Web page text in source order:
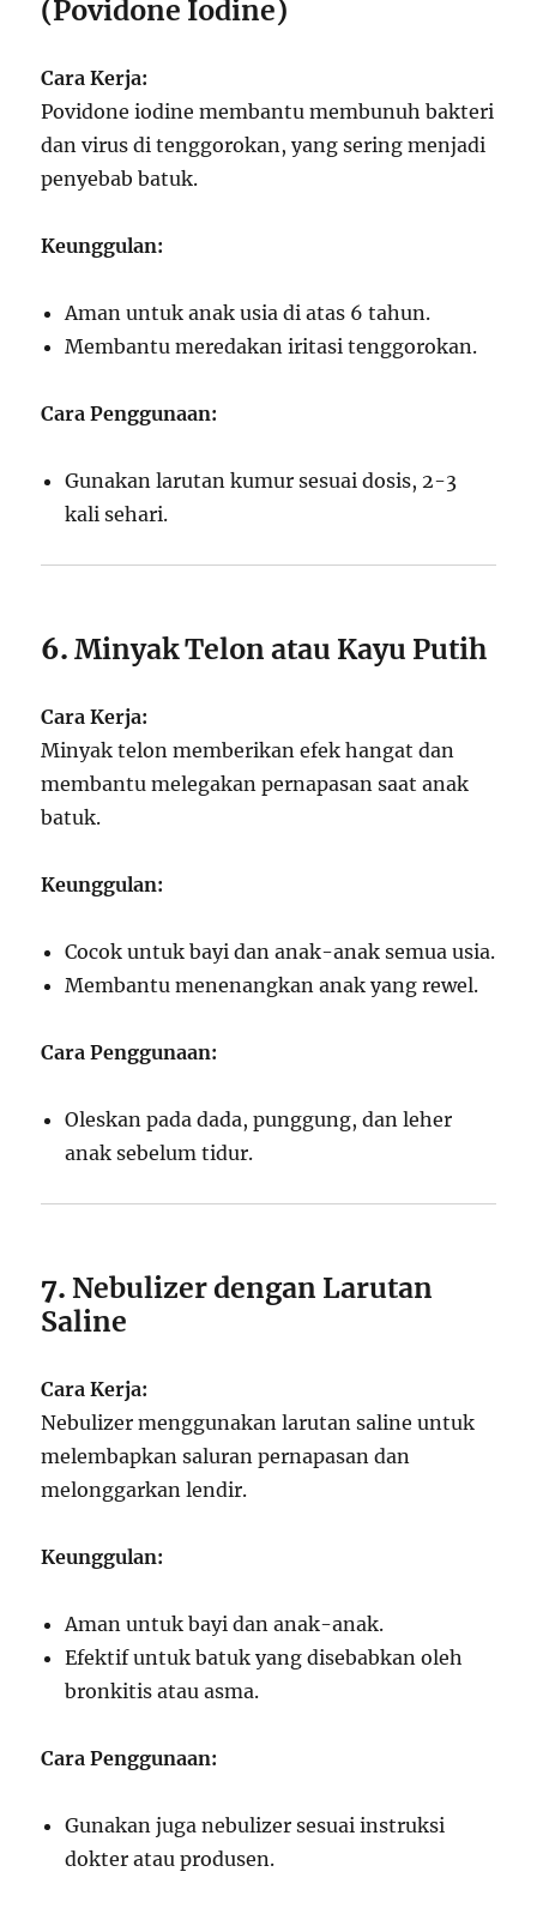
(Povidone Iodine)
Cara Kerja:
Povidone iodine membantu membunuh bakteri
dan virus di tenggorokan, yang sering menjadi
penyebab batuk.
Keunggulan:
Aman untuk anak usia di atas 6 tahun.
Membantu meredakan iritasi tenggorokan.
Cara Penggunaan:
Gunakan larutan kumur sesuai dosis, 2-3
kali sehari.
6.Minyak Telon atau Kayu Putih
Cara Kerja:
Minyak telon memberikan efek hangat dan
membantu melegakan pernapasan saat anak
batuk.
Keunggulan:
Cocok untuk bayi dan anak-anak semua usia.
Membantu menenangkan anak yang rewel.
Cara Penggunaan:
Oleskan pada dada, punggung, dan leher
anak sebelum tidur.
7. Nebulizer dengan Larutan
Saline
Cara Kerja:
Nebulizer menggunakan larutan saline untuk
melembapkan saluran pernapasan dan
melonggarkan lendir.
Keunggulan:
Aman untuk bayi dan anak-anak.
Efektif untuk batuk yang disebabkan oleh
bronkitis atau asma.
Cara Penggunaan:
Gunakan juga nebulizer sesuai instruksi
dokter atau produsen.